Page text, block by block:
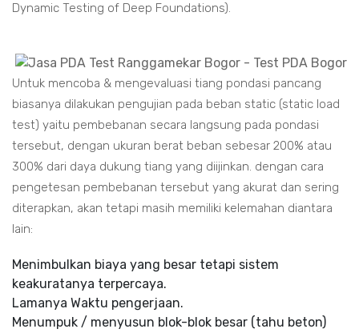
Dynamic Testing of Deep Foundations).
Untuk mencoba & mengevaluasi tiang pondasi pancang
biasanya dilakukan pengujian pada beban static (static load
test) yaitu pembebanan secara langsung pada pondasi
tersebut, dengan ukuran berat beban sebesar 200% atau
300% dari daya dukung tiang yang diijinkan. dengan cara
pengetesan pembebanan tersebut yang akurat dan sering
diterapkan, akan tetapi masih memiliki kelemahan diantara
lain:
Menimbulkan biaya yang besar tetapi sistem
keakuratanya terpercaya.
Lamanya Waktu pengerjaan.
Menumpuk / menyusun blok-blok besar (tahu beton)